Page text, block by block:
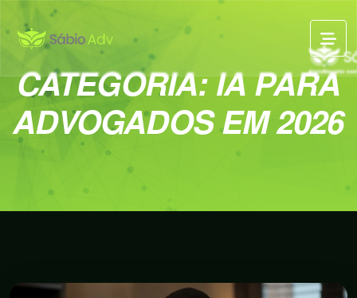
CATEGORIA:IA PARA
ADVOGADOS EM 2026